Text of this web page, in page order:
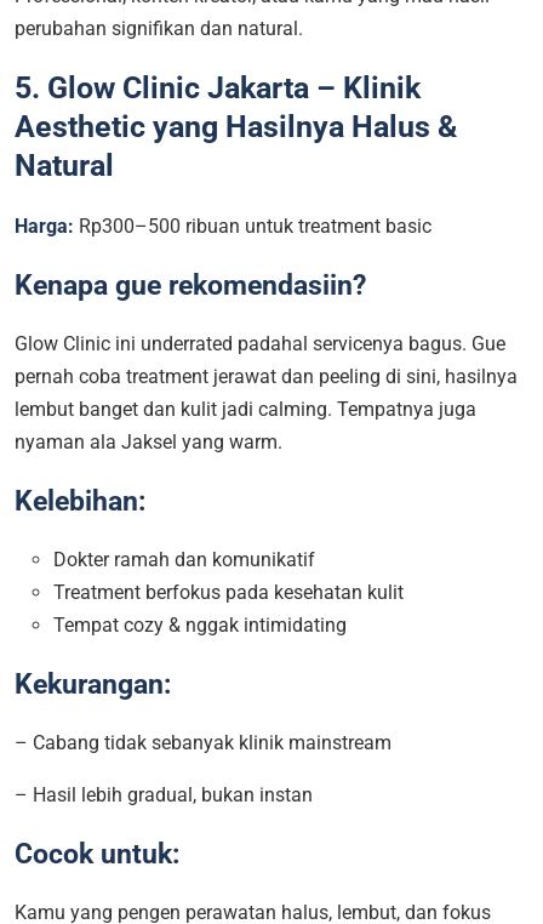
perubahan signifikan dan natural.
5. Glow Clinic Jakarta – Klinik
Aesthetic yang Hasilnya Halus &
Natural
Harga: Rp300–500 ribuan untuk treatment basic
Kenapa gue rekomendasiin?
Glow Clinic ini underrated padahal servicenya bagus. Gue
pernah coba treatment jerawat dan peeling di sini, hasilnya
lembut banget dan kulit jadi calming. Tempatnya juga
nyaman ala Jaksel yang warm.
Kelebihan:
Dokter ramah dan komunikatif
Treatment berfokus pada kesehatan kulit
Tempat cozy & nggak intimidating
Kekurangan:
– Cabang tidak sebanyak klinik mainstream
– Hasil lebih gradual, bukan instan
Cocok untuk:
Kamu yang pengen perawatan halus, lembut, dan fokus